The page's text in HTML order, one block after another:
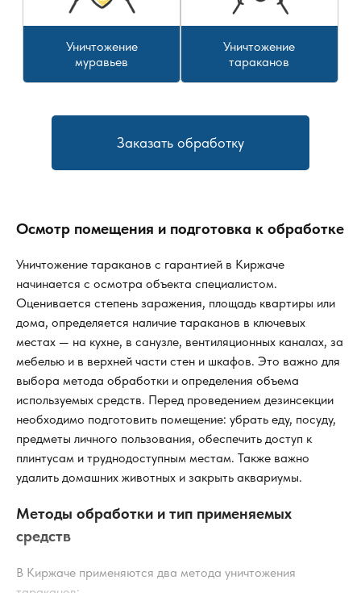
Уничтожение
муравьев
Уничтожение
тараканов
Заказать обработку
Осмотр помещения и подготовка к обработке
Уничтожение тараканов с гарантией в Киржаче
начинается с осмотра объекта специалистом.
Оценивается степень заражения, площадь квартиры или
дома, определяется наличие тараканов в ключевых
местах — на кухне, в санузле, вентиляционных каналах, за
мебелью и в верхней части стен и шкафов. Это важно для
выбора метода обработки и определения объема
используемых средств. Перед проведением дезинсекции
необходимо подготовить помещение: убрать еду, посуду,
предметы личного пользования, обеспечить доступ к
плинтусам и труднодоступным местам. Также важно
удалить домашних животных и закрыть аквариумы.
Методы обработки и тип применяемых
средств
В Киржаче применяются два метода уничтожения